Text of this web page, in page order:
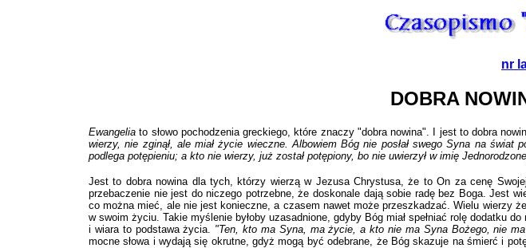
nr
DOBRA
Ewangelia to słowo pochodzenia greckiego, które znaczy "dobra nowina". I jest to dobra
wierzy, nie zginął, ale miał życie wieczne. Albowiem Bóg nie posłał swego Syna na
podlega potępieniu; a kto nie wierzy, już został potępiony, bo nie uwierzył w imię
Jest to dobra nowina dla tych, którzy wierzą w Jezusa Chrystusa, że to On za cenę
przebaczenie nie jest do niczego potrzebne, że doskonale dają sobie radę bez Boga. Jest
co można mieć, ale nie jest konieczne, a czasem nawet może przeszkadzać. Wielu wierzy
w swoim życiu. Takie myślenie byłoby uzasadnione, gdyby Bóg miał spełniać rolę dodatku
i wiara to podstawa życia.
"Ten, kto ma Syna, ma życie, a kto nie ma Syna Bożego, nie
mocne słowa i wydają się okrutne, gdyż mogą być odebrane, że Bóg skazuje na śmierć i